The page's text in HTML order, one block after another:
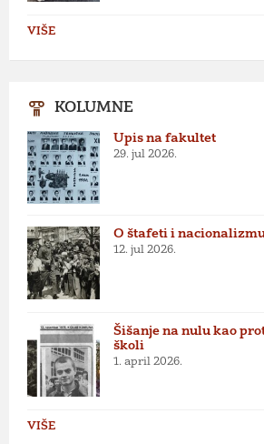
VIŠE
KOLUMNE
Upis na fakultet
29. jul 2026.
O štafeti i
12. jul 2026.
Šišanje na nulu kao
školi
1. april 2026.
VIŠE